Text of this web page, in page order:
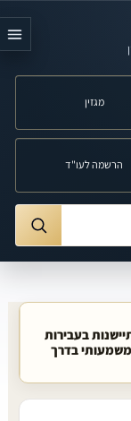
מגזין
הרשמה לעו"ד
בעבירות
בדרך